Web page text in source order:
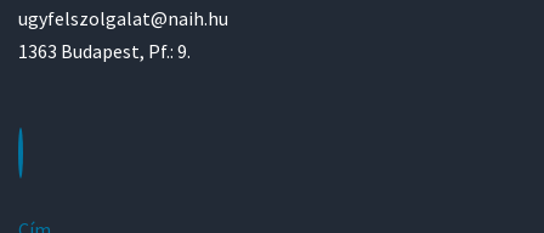
ugyfelszolgalat@naih.hu
1363 Budapest, Pf.: 9.